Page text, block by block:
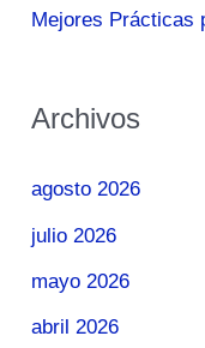
Mejores Prácticas
Archivos
agosto 2026
julio 2026
mayo 2026
abril 2026